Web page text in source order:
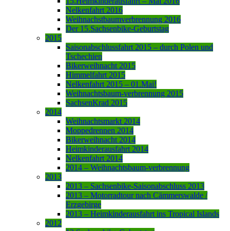
Nelkenfahrt 2016
Weihnachstbaumverbrennung 2016
Der 15.Sachsenbike-Geburtstag
2015
Saisonabschlussfahrt 2015 – durch Polen und
Tschechien
Bikerweihnacht 2015
Himmelfahrt 2015
Nelkenfahrt 2015 – 01.Mai!
Weihnachtsbaum-verbrennung 2015
SachsenKrad 2015
2014
Weihnachtsmarkt 2014
Moppedrennen 2014
Bikerweihnacht 2014
Heimkinderausfahrt 2014
Nelkenfahrt 2014
2014 – Weihnachtsbaum-verbrennung
2013
2013 – Sachsenbike-Saisonabschluss 2013
2013 – Motorradtour nach Cämmerswalde /
Erzgebirge
2013 – Heimkinderausfahrt ins Tropical Islands
2012